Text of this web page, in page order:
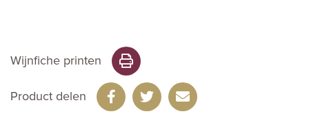
Wijnfiche printen
Product delen